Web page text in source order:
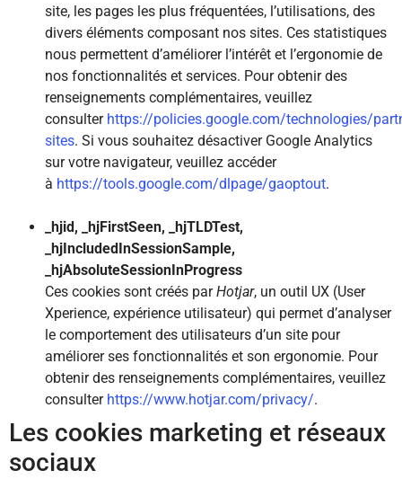
site, les pages les plus fréquentées, l’utilisations, des
divers éléments composant nos sites. Ces statistiques
nous permettent d’améliorer l’intérêt et l’ergonomie de
nos fonctionnalités et services. Pour obtenir des
renseignements complémentaires, veuillez
consulter https://policies.google.com/technologies/
sites. Si vous souhaitez désactiver Google Analytics
sur votre navigateur, veuillez accéder
à https://tools.google.com/dlpage/gaoptout.
_hjid, _hjFirstSeen, _hjTLDTest,
_hjIncludedInSessionSample,
_hjAbsoluteSessionInProgress
Ces cookies sont créés parHotjar, un outil UX (User
Xperience, expérience utilisateur) qui permet d’analyser
le comportement des utilisateurs d’un site pour
améliorer ses fonctionnalités et son ergonomie. Pour
obtenir des renseignements complémentaires, veuillez
consulter https://www.hotjar.com/privacy/.
Les cookies marketing et réseaux
sociaux